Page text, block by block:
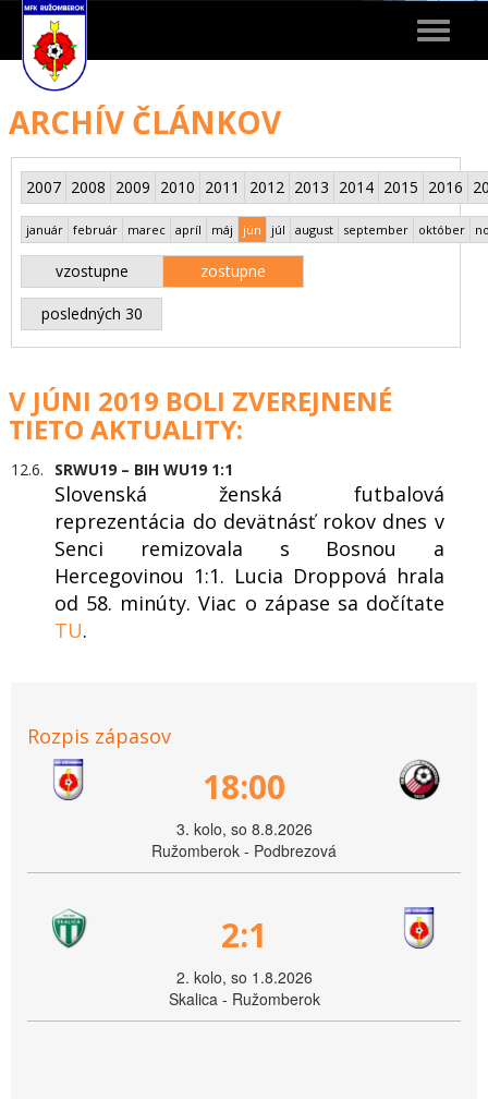
Toggle
ARCHÍV ČLÁNKOV
2007 2008 2009 2010 2011 2012 2013 2014 2015 2016
január február marec apríl máj jún júl august september október
vzostupne zostupne
posledných 30
V JÚNI 2019 BOLI ZVEREJNENÉ
TIETO AKTUALITY:
12.6. SRWU19 – BIH WU19 1:1
Slovenská ženská futbalová
reprezentácia do devätnásť rokov dnes v
Senci remizovala s Bosnou a
Hercegovinou 1:1. Lucia Droppová hrala
od 58. minúty. Viac o zápase sa dočítate
TU.
Rozpis zápasov
18:00
3. kolo, so 8.8.2026
Ružomberok - Podbrezová
2:1
2. kolo, so 1.8.2026
Skalica - Ružomberok